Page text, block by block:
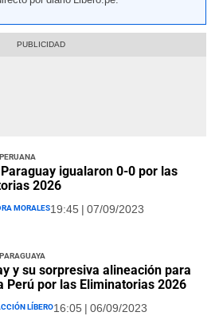
igualaron 0-0 por las
2026
Morales19:45 | 07/09/2023
y su sorpresiva alineación para
Perú por las Eliminatorias 2026
Líbero16:05 | 06/09/2023